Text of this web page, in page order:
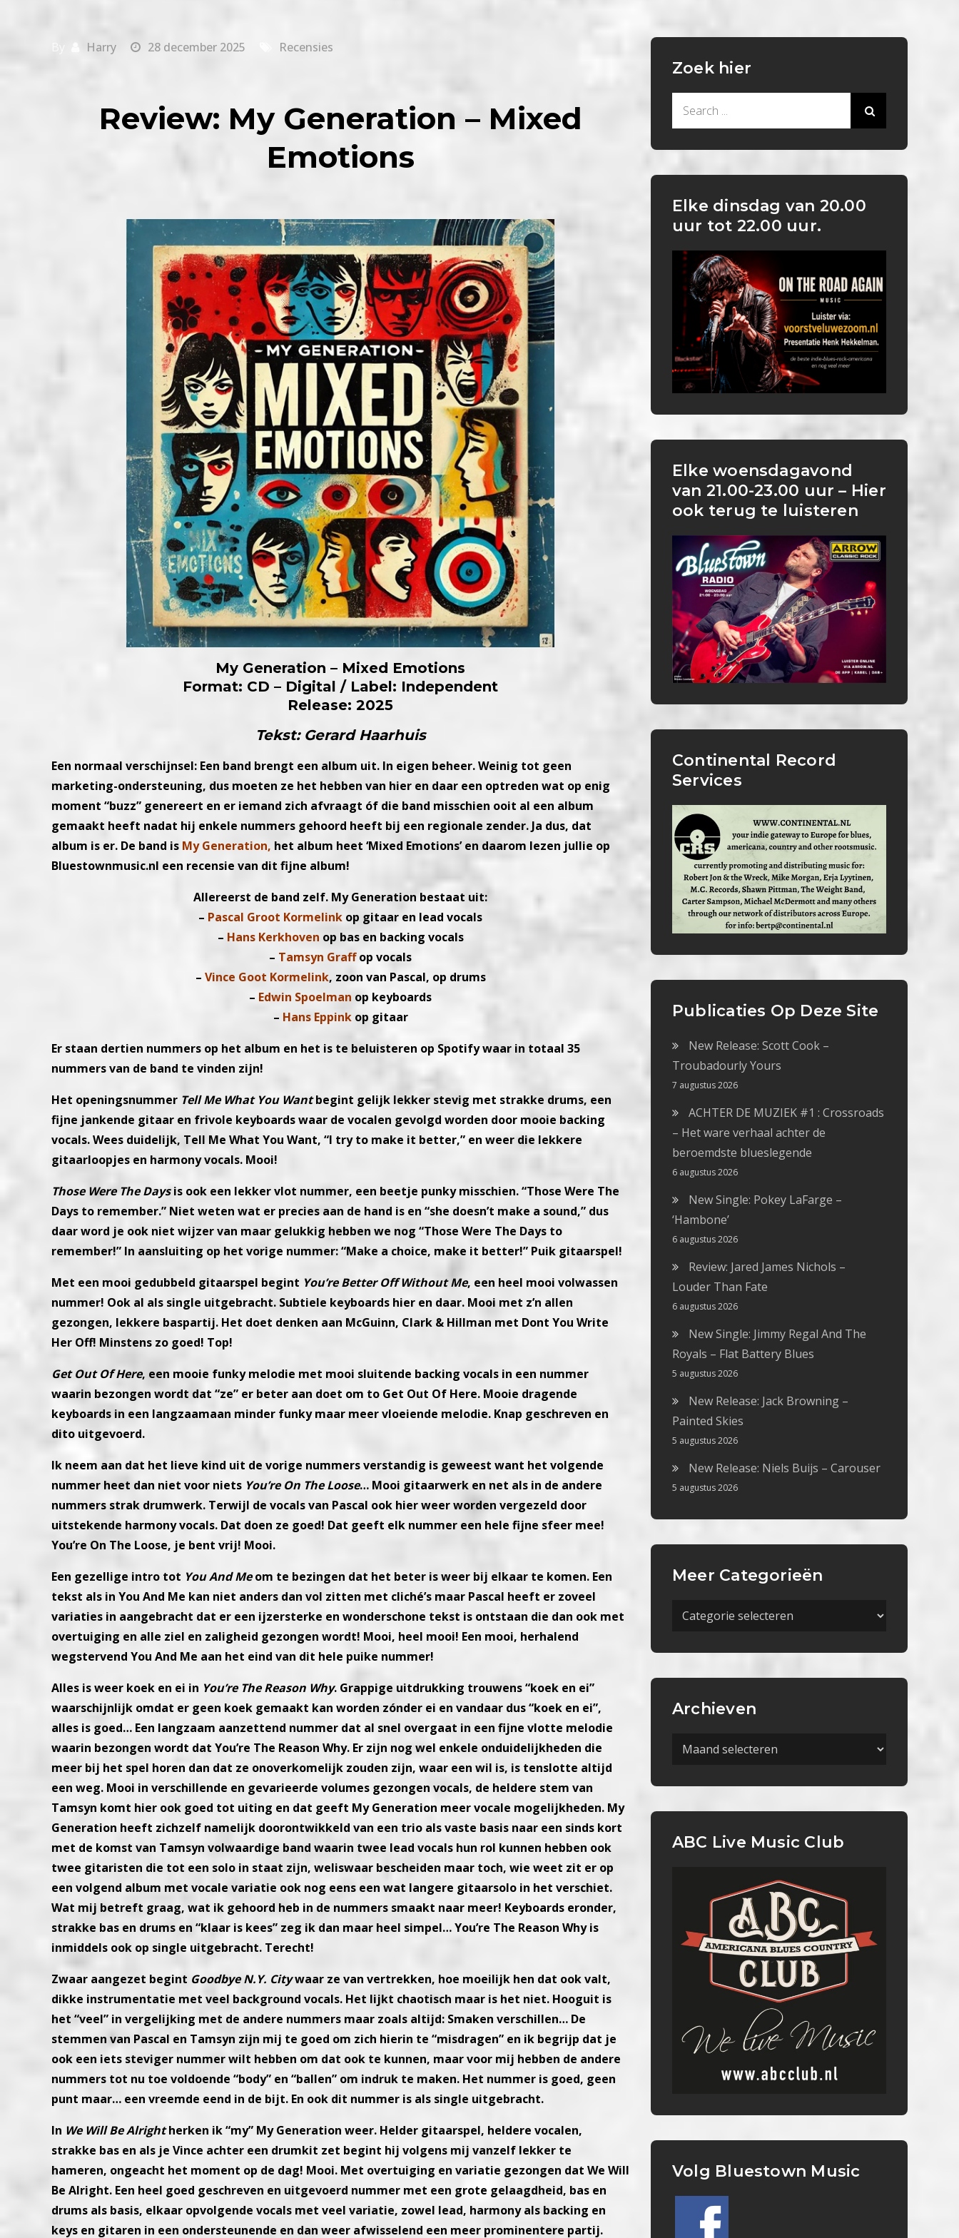
Harry 28 december 2025 Recensies
Review: My Generation – Mixed
Emotions
My Generation – Mixed Emotions
Format: CD – Digital / Label: Independent
Release: 2025
Tekst: Gerard Haarhuis
Een normaal verschijnsel: Een band brengt een album uit. In eigen beheer. Weinig tot geen
marketing-ondersteuning, dus moeten ze het hebben van hier en daar een optreden wat op enig
moment “buzz” genereert en er iemand zich afvraagt óf die band misschien ooit al een album
gemaakt heeft nadat hij enkele nummers gehoord heeft bij een regionale zender. Ja dus, dat
album is er. De band is My Generation, het album heet ‘Mixed Emotions’ en daarom lezen jullie op
Bluestownmusic.nl een recensie van dit fijne album!
Allereerst de band zelf. My Generation bestaat uit:
– Pascal Groot Kormelink op gitaar en lead vocals
– Hans Kerkhoven op bas en backing vocals
– Tamsyn Graffop vocals
– Vince Goot Kormelink, zoon van Pascal, op drums
– Edwin Spoelman op keyboards
– Hans Eppinkop gitaar
Er staan dertien nummers op het album en het is te beluisteren op Spotify waar in totaal 35
nummers van de band te vinden zijn!
Het openingsnummer Tell Me What You Wantbegint gelijk lekkerstevig met strakke drums, een
fijne jankende gitaar en frivole keyboards waar de vocalen gevolgd worden door mooie backing
vocals.Wees duidelijk, Tell Me What You Want, “I try to make it better,” en weer die lekkere
gitaarloopjes en harmony vocals. Mooi!
Those Were The Daysis ook een lekker vlot nummer, een beetje punky misschien. “Those Were The
Days to remember.” Niet weten wat er precies aan de hand is en “she doesn’t make a sound,” dus
daar word je ook niet wijzer van maar gelukkig hebben we nog “Those Were The Days to
remember!” In aansluiting op het vorige nummer: “Make a choice, make it better!” Puik gitaarspel!
Met een mooi gedubbeld gitaarspel begint You’re Better Off WithoutMe, een heel mooi volwassen
nummer! Ook al als single uitgebracht. Subtiele keyboards hier en daar. Mooi met z’n allen
gezongen, lekkere baspartij. Het doet denken aan McGuinn, Clark & Hillman met Dont You Write
Her Off! Minstens zo goed! Top!
Get Out Of Here, een mooie funky melodie met mooi sluitende backing vocals in een nummer
waarin bezongen wordt dat “ze” er beter aan doet om to Get Out Of Here. Mooie dragende
keyboards in een langzaamaan minder funky maar meer vloeiende melodie. Knap geschreven en
dito uitgevoerd.
Ik neem aan dat het lieve kind uit de vorige nummers verstandig is geweest want het volgende
nummer heet dan niet voor niets You’reOn The Loose… Mooi gitaarwerk en net als in de andere
nummers strak drumwerk. Terwijl de vocals van Pascal ook hier weer worden vergezeld door
uitstekende harmony vocals. Dat doen ze goed! Dat geeft elk nummer een hele fijne sfeer mee!
You’re On The Loose, je bent vrij! Mooi.
Een gezellige intro tot You And Meom te bezingen dat het beter isweer bij elkaar te komen. Een
tekst als in You And Me kan niet anders dan vol zitten met cliché’s maar Pascal heeft er zoveel
variaties in aangebracht dat er een ijzersterke en wonderschone tekst is ontstaan die dan ook met
overtuiging en alle ziel en zaligheid gezongen wordt! Mooi, heel mooi! Een mooi, herhalend
wegstervend You And Me aan het eind van dit hele puike nummer!
Alles is weer koek en ei in You’re The Reason Why. Grappige uitdrukking trouwens “koek en ei”
waarschijnlijk omdat er geen koek gemaakt kan worden zónder ei en vandaar dus “koek en ei”,
alles is goed… Een langzaam aanzettend nummer dat al snel overgaat in een fijne vlotte melodie
waarin bezongen wordt dat You’re The Reason Why. Er zijn nog wel enkele onduidelijkheden die
meer bij het spel horen dan dat ze onoverkomelijk zouden zijn, waar een wil is, is tenslotte altijd
een weg. Mooi in verschillende en gevarieerde volumes gezongen vocals, de heldere stem van
Tamsyn komt hier ook goed tot uiting en dat geeft My Generation meer vocale mogelijkheden. My
Generation heeft zichzelf namelijk doorontwikkeld van een trio als vaste basis naar een sinds kort
met de komst van Tamsyn volwaardige band waarin twee lead vocals hun rol kunnen hebben ook
twee gitaristen die tot een solo in staat zijn, weliswaar bescheiden maar toch, wie weet zit er op
een volgend album met vocale variatie ook nog eens een wat langere gitaarsolo in het verschiet.
Wat mij betreft graag, wat ik gehoord heb in de nummers smaakt naar meer! Keyboards eronder,
strakke bas en drums en “klaar is kees” zeg ik dan maar heel simpel…You’re The Reason Why is
inmiddels ook op single uitgebracht. Terecht!
Zwaar aangezet begint Goodbye N.Y. Citywaar ze van vertrekken, hoe moeilijk hen dat ook valt,
dikke instrumentatie met veel background vocals. Het lijkt chaotisch maar is het niet. Hooguit is
het “veel” in vergelijking met de andere nummers maar zoals altijd: Smaken verschillen… De
stemmen van Pascal en Tamsyn zijn mij te goed om zich hierin te “misdragen” en ik begrijp dat je
ook een iets steviger nummer wilt hebben om dat ook te kunnen, maar voor mij hebben de andere
nummers tot nu toe voldoende “body” en “ballen” om indruk te maken. Het nummer is goed, geen
punt maar… een vreemde eend in de bijt. En ook dit nummer is als single uitgebracht.
In We Will Be Alrightherken ik “my” My Generation weer. Helder gitaarspel, heldere vocalen,
strakke bas en als je Vince achter een drumkit zet begint hij volgens mij vanzelf lekker te
hameren, ongeacht het moment op de dag! Mooi. Met overtuiging en variatie gezongen dat We Will
Be Alright. Een heel goed geschreven en uitgevoerd nummer met een grote gelaagdheid, bas en
drums als basis, elkaar opvolgende vocals met veel variatie, zowel lead, harmony als backing en
keys en gitaren in een ondersteunende en dan weer afwisselend een meer prominentere partij.
Zoek hier
Elke dinsdag van 20.00
uur tot 22.00 uur.
Elke woensdagavond
van 21.00-23.00 uur – Hier
ook terug te luisteren
Continental Record
Services
Publicaties Op Deze Site
New Release: Scott Cook –
Troubadourly Yours
7 augustus 2026
ACHTER DE MUZIEK #1 : Crossroads
– Het ware verhaal achter de
beroemdste blueslegende
6 augustus 2026
New Single: Pokey LaFarge –
‘Hambone’
6 augustus 2026
Review: Jared James Nichols –
Louder Than Fate
6 augustus 2026
New Single: Jimmy Regal And The
Royals – Flat Battery Blues
5 augustus 2026
New Release: Jack Browning –
Painted Skies
5 augustus 2026
New Release: Niels Buijs – Carouser
5 augustus 2026
Meer Categorieën
Meer
Archieven
Archieven
ABC Live Music Club
Volg Bluestown Music